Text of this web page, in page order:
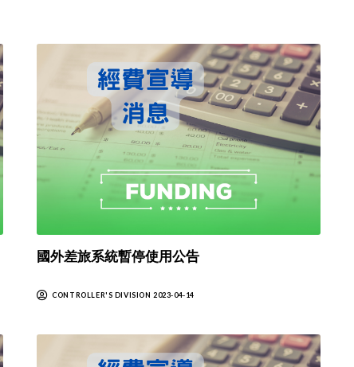
國外差旅系統暫停使用公告
CONTROLLER'S DIVISION 2023-04-14